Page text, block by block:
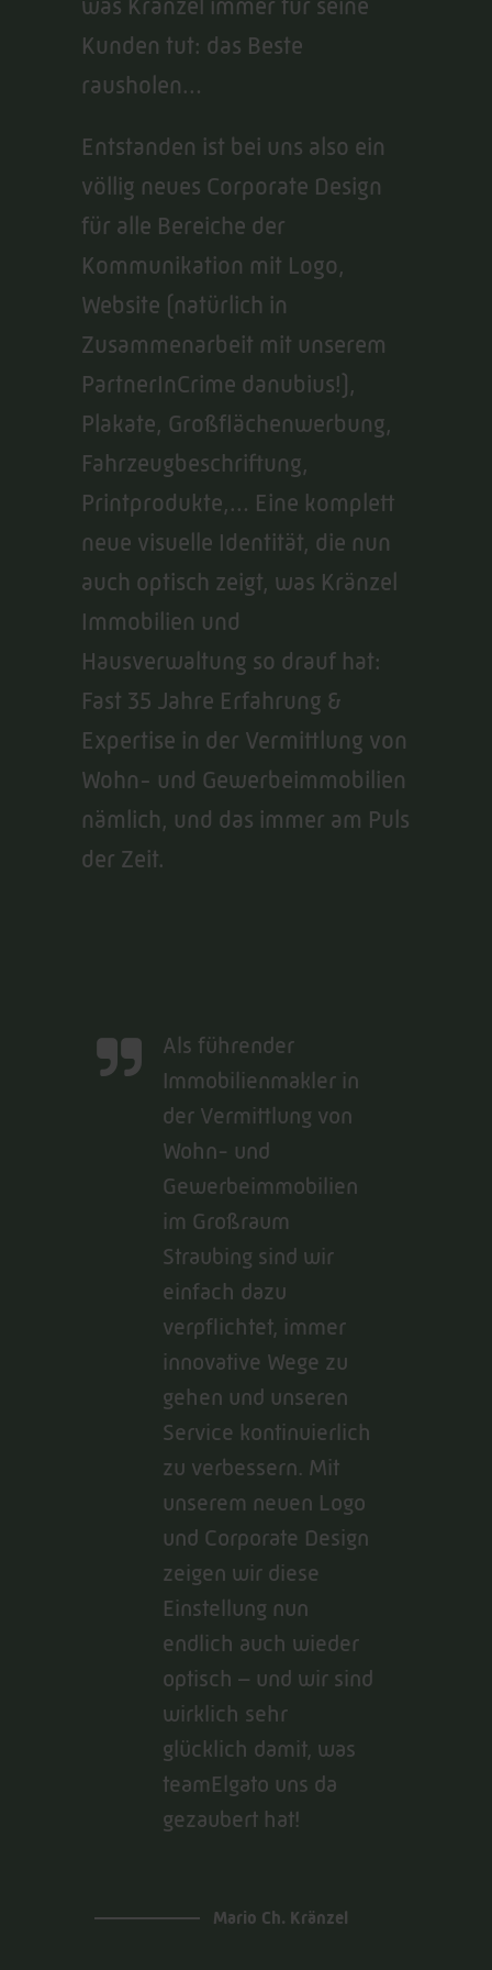
was Kränzel immer für seine
Kunden tut: das Beste
rausholen…
Entstanden ist bei uns also ein
völlig neues Corporate Design
für alle Bereiche der
Kommunikation mit Logo,
Website (natürlich in
Zusammenarbeit mit unserem
PartnerInCrime danubius!),
Plakate, Großflächenwerbung,
Fahrzeugbeschriftung,
Printprodukte,… Eine komplett
neue visuelle Identität, die nun
auch optisch zeigt, was Kränzel
Immobilien und
Hausverwaltung so drauf hat:
Fast 35 Jahre Erfahrung &
Expertise in der Vermittlung von
Wohn- und Gewerbeimmobilien
nämlich, und das immer am Puls
der Zeit.
Als führender
Immobilienmakler in
der Vermittlung von
Wohn- und
Gewerbeimmobilien
im Großraum
Straubing sind wir
einfach dazu
verpflichtet, immer
innovative Wege zu
gehen und unseren
Service kontinuierlich
zu verbessern. Mit
unserem neuen Logo
und Corporate Design
zeigen wir diese
Einstellung nun
endlich auch wieder
optisch – und wir sind
wirklich sehr
glücklich damit, was
teamElgato uns da
gezaubert hat!
Mario Ch. Kränzel